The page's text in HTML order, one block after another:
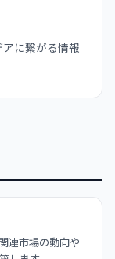
に繋がる情報
連市場の動向や